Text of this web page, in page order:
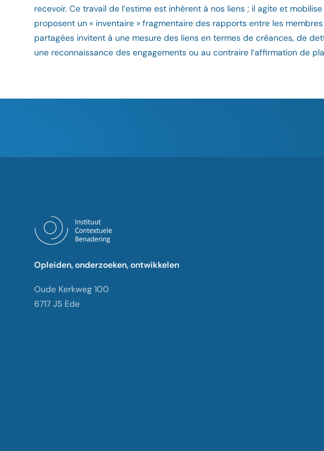
recevoir. Ce travail de l’estime est inhérent à nos liens ; il agite et
proposent un « inventaire » fragmentaire des rapports entre les
partagées invitent à une mesure des liens en termes de créances, de
une reconnaissance des engagements ou au contraire l’affirmation de
Opleiden, onderzoeken, ontwikkelen
Oude Kerkweg 100
6717 JS Ede